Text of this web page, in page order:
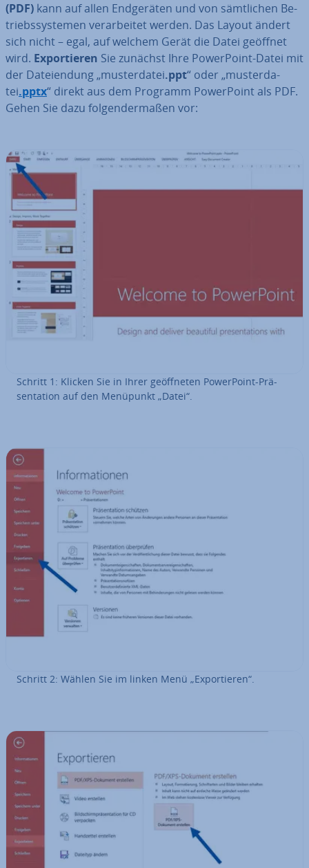
(PDF) kann auf allen End­ge­rä­ten und von sämt­li­chen Be­
triebs­sys­te­men ver­ar­bei­tet werden. Das Layout ändert
sich nicht – egal, auf welchem Gerät die Datei geöffnet
wird. Ex­por­tie­ren Sie zunächst Ihre Power­Point-Datei mit
der Da­tei­endung „mus­ter­da­tei.ppt“ oder „mus­ter­da­
tei.pptx“ direkt aus dem Programm Power­Point als PDF.
Gehen Sie dazu fol­gen­der­ma­ßen vor:
Schritt 1: Klicken Sie in Ihrer ge­öff­ne­ten Power­Point-Prä­
sen­ta­ti­on auf den Menüpunkt „Datei“.
Schritt 2: Wählen Sie im linken Menü „Ex­por­tie­ren“.